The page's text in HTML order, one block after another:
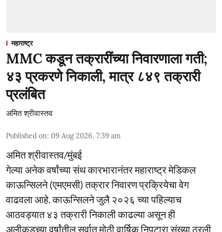
महाराष्ट्र
MMC कडून तक्रारींच्या निवारणाला गती;
४३ प्रकरणे निकाली, मात्र ८४९ तक्रारी
प्रलंबित
अमित श्रीवास्तव
Published on: 09 Aug 2026, 7:39 am
अमित श्रीवास्तव/मुंबई
गेल्या अनेक वर्षांच्या संथ कारभारानंतर महाराष्ट्र मेडिकल
काऊन्सिलने (एमएमसी) तक्रार निवारण प्रक्रियेचा वेग
वाढवला आहे. काऊन्सिलने जुलै २०२६ च्या पहिल्याच
आठवड्यात ४३ तक्रारी निकाली काढल्या असून ही
अलीकडच्या वर्षांतील सर्वात मोठी वार्षिक निपटारा संख्या ठरली